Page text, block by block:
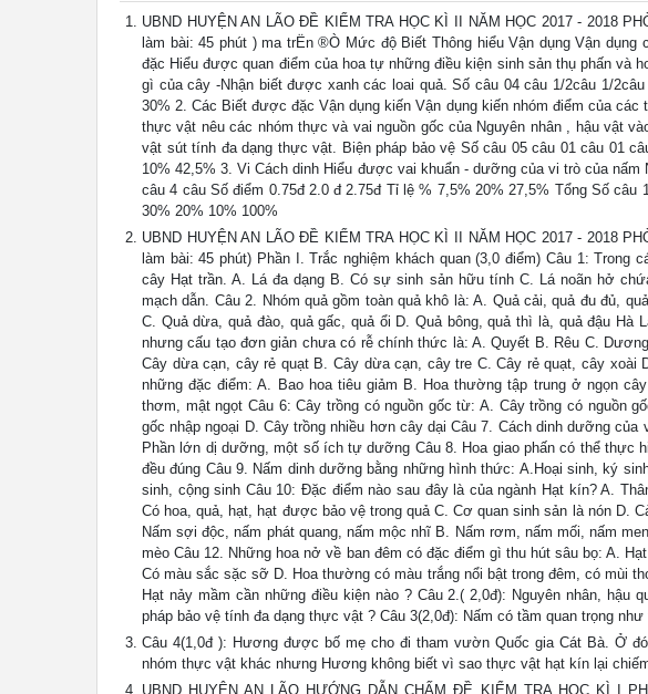
UBND HUYỆN AN LÃO ĐỀ KIỂM TRA HỌC KÌ II NĂM HỌC 2017 - 2018
làm bài: 45 phút ) ma trËn ®Ò Mức độ Biết Thông hiểu Vận dụng Vận
đặc Hiểu được quan điểm của hoa tự những điều kiện sinh sản thụ phấn và
gì của cây -Nhận biết được xanh các loai quả. Số câu 04 câu 1/2câu 1/
30% 2. Các Biết được đặc Vận dụng kiến Vận dụng kiến nhóm điểm của
thực vật nêu các nhóm thực và vai nguồn gốc của Nguyên nhân , hậu vật
vật sút tính đa dạng thực vật. Biện pháp bảo vệ Số câu 05 câu 01 câu 01
10% 42,5% 3. Vi Cách dinh Hiểu được vai khuẩn - dưỡng của vi trò của
câu 4 câu Số điểm 0.75đ 2.0 đ 2.75đ Tỉ lệ % 7,5% 20% 27,5% Tổng Số
30% 20% 10% 100%
UBND HUYỆN AN LÃO ĐỀ KIỂM TRA HỌC KÌ II NĂM HỌC 2017 - 2018
làm bài: 45 phút) Phần I. Trắc nghiệm khách quan (3,0 điểm) Câu 1:
cây Hạt trần. A. Lá đa dạng B. Có sự sinh sản hữu tính C. Lá noãn hở
mạch dẫn. Câu 2. Nhóm quả gồm toàn quả khô là: A. Quả cải, quả đu đủ,
C. Quả dừa, quả đào, quả gấc, quả ổi D. Quả bông, quả thì là, quả đậu
nhưng cấu tạo đơn giản chưa có rễ chính thức là: A. Quyết B. Rêu C.
Cây dừa cạn, cây rẻ quạt B. Cây dừa cạn, cây tre C. Cây rẻ quạt, cây xoài
những đặc điểm: A. Bao hoa tiêu giảm B. Hoa thường tập trung ở ngọn
thơm, mật ngọt Câu 6: Cây trồng có nguồn gốc từ: A. Cây trồng có nguồn
gốc nhập ngoại D. Cây trồng nhiều hơn cây dại Câu 7. Cách dinh dưỡng
Phần lớn dị dưỡng, một số ích tự dưỡng Câu 8. Hoa giao phấn có thể thực
đều đúng Câu 9. Nấm dinh dưỡng bằng những hình thức: A.Hoại sinh, ký
sinh, cộng sinh Câu 10: Đặc điểm nào sau đây là của ngành Hạt kín? A.
Có hoa, quả, hạt, hạt được bảo vệ trong quả C. Cơ quan sinh sản là nón D.
Nấm sợi độc, nấm phát quang, nấm mộc nhĩ B. Nấm rơm, nấm mối, nấm
mèo Câu 12. Những hoa nở về ban đêm có đặc điểm gì thu hút sâu bọ: A.
Có màu sắc sặc sỡ D. Hoa thường có màu trắng nổi bật trong đêm, có mùi
Hạt nảy mầm cần những điều kiện nào ? Câu 2.( 2,0đ): Nguyên nhân,
pháp bảo vệ tính đa dạng thực vật ? Câu 3(2,0đ): Nấm có tầm quan trọng
Câu 4(1,0đ ): Hương được bố mẹ cho đi tham vườn Quốc gia Cát Bà. Ở
nhóm thực vật khác nhưng Hương không biết vì sao thực vật hạt kín lại
UBND HUYỆN AN LÃO HƯỚNG DẪN CHẤM ĐỀ KIỂM TRA HỌC KÌ I